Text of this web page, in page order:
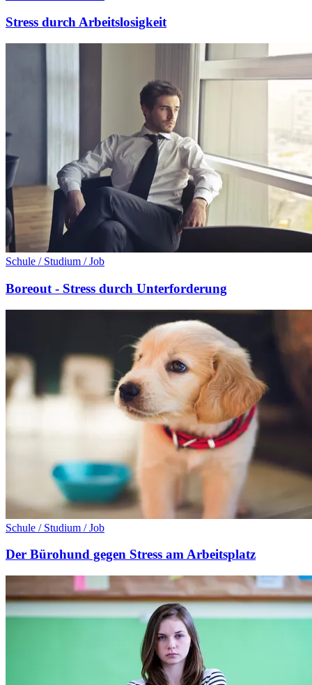
Stress durch Arbeitslosigkeit
Schule / Studium / Job
Boreout - Stress durch Unterforderung
Schule / Studium / Job
Der Bürohund gegen Stress am Arbeitsplatz